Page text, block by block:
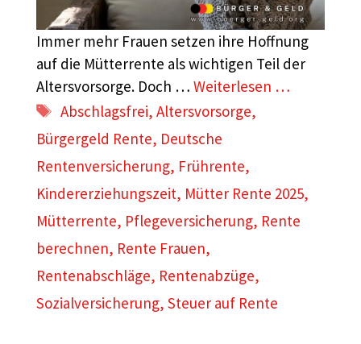
Immer mehr Frauen setzen ihre Hoffnung
auf die Mütterrente als wichtigen Teil der
Altersvorsorge. Doch … Weiterlesen …
Schlagwörter
Abschlagsfrei,Altersvorsorge,
Bürgergeld Rente, Deutsche
Rentenversicherung, Frührente,
Kindererziehungszeit, Mütter Rente 2025,
Mütterrente, Pflegeversicherung, Rente
berechnen, Rente Frauen,
Rentenabschläge, Rentenabzüge,
Sozialversicherung, Steuer auf Rente